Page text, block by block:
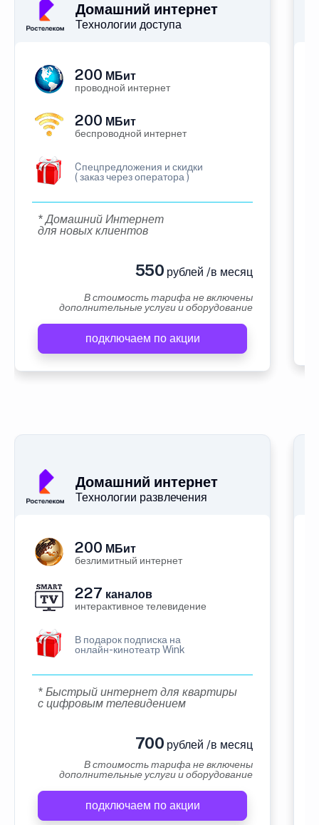
Домашний интернет
Технологии доступа
200 МБит
проводной интернет
200 МБит
беспроводной интернет
Cпецпредложения и скидки
( заказ через оператора )
* Домашний Интернет
для новых клиентов
550 рублей /в месяц
В стоимость тарифа не включены
дополнительные услуги и оборудование
подключаем по акции
Домашний интернет
Технологии развлечения
200 МБит
безлимитный интернет
227 каналов
интерактивное телевидение
В подарок подписка на
онлайн-кинотеатр Wink
* Быстрый интернет для квартиры
с цифровым телевидением
700 рублей /в месяц
В стоимость тарифа не включены
дополнительные услуги и оборудование
подключаем по акции